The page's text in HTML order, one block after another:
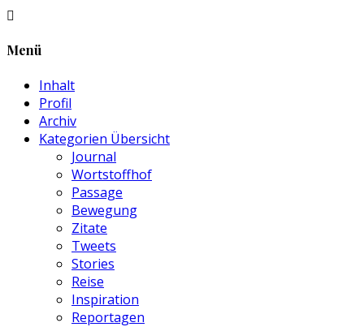
Menü
Inhalt
Profil
Archiv
Kategorien Übersicht
Journal
Wortstoffhof
Passage
Bewegung
Zitate
Tweets
Stories
Reise
Inspiration
Reportagen